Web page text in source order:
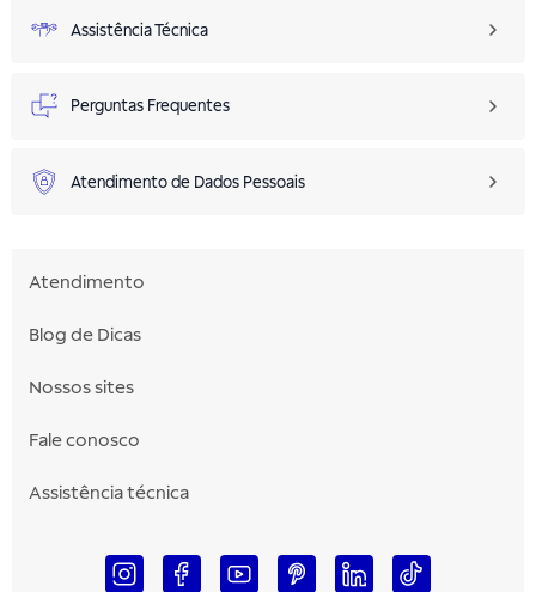
Assistência Técnica
Perguntas Frequentes
Atendimento de Dados Pessoais
Atendimento
Blog de Dicas
Nossos sites
Fale conosco
Assistência técnica